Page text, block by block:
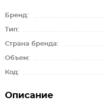
Бренд:
Тип:
Страна бренда:
Объем:
Код:
Описание